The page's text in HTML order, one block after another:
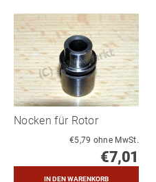
Nocken für Rotor
€5,79 ohne MwSt.
€7,01